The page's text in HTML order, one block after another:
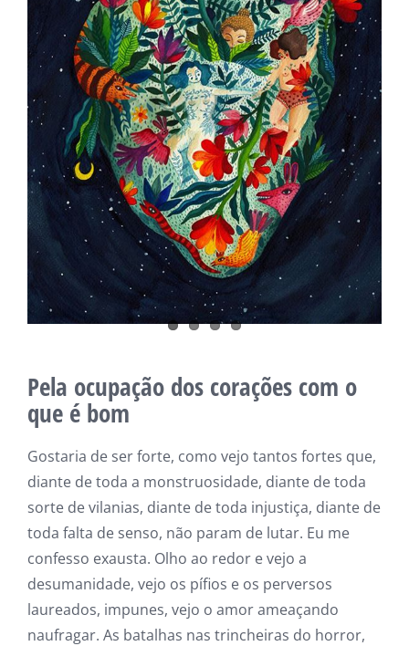
Pela ocupação dos corações com o
que é bom
Gostaria de ser forte, como vejo tantos fortes que,
diante de toda a monstruosidade, diante de toda
sorte de vilanias, diante de toda injustiça, diante de
toda falta de senso, não param de lutar. Eu me
confesso exausta. Olho ao redor e vejo a
desumanidade, vejo os pífios e os perversos
laureados, impunes, vejo o amor ameaçando
naufragar. As batalhas nas trincheiras do horror,